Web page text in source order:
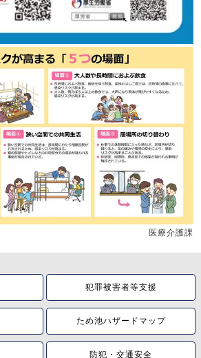
医療介護課
犯罪被害者等支援
ため池ハザードマップ
防犯・交通安全